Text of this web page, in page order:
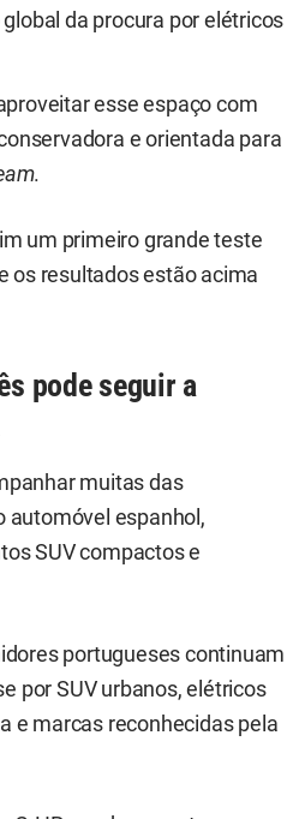
da procura por elétricos
esse espaço com
e orientada para
.
um primeiro grande teste
os resultados estão acima
pode seguir a
muitas das
automóvel espanhol,
SUV compactos e
portugueses continuam
por SUV urbanos, elétricos
e marcas reconhecidas pela